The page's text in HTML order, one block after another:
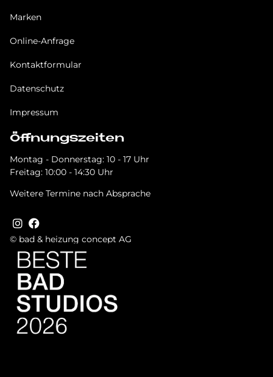
© bad & heizung concept AG
Marken
Online-Anfrage
Kontaktformular
Datenschutz
Impressum
Öffnungszeiten
Montag - Donnerstag: 10 - 17 Uhr
Freitag: 10:00 - 14:30 Uhr
Weitere Termine nach Absprache